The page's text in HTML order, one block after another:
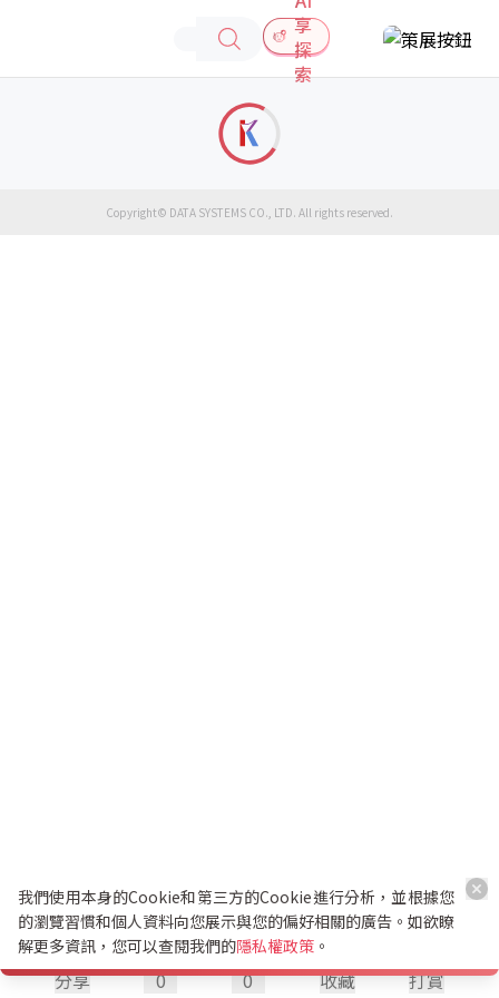
享
探
索
分享 0 0 收藏 打賞
Copyright© DATA SYSTEMS CO., LTD. All rights reserved.
我們使用本身的Cookie和第三方的Cookie進行分析，並根據您
的瀏覽習慣和個人資料向您展示與您的偏好相關的廣告。如欲瞭
解更多資訊，您可以查閱我們的隱私權政策 。